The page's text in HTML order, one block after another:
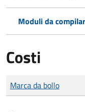
Moduli da
Costi
Tipo di pagamento
Importo
Marca da bollo